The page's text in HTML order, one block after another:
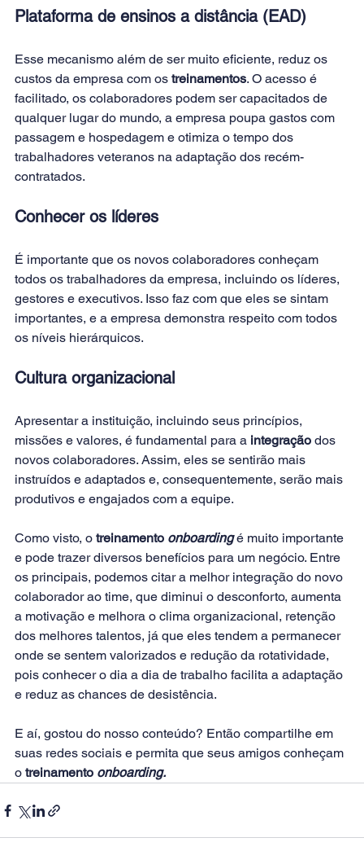
Plataforma de ensinos a distância (EAD)
Esse mecanismo além de ser muito eficiente, reduz os
custos da empresa com os treinamentos. O acesso é
facilitado, os colaboradores podem ser capacitados de
qualquer lugar do mundo, a empresa poupa gastos com
passagem e hospedagem e otimiza o tempo dos
trabalhadores veteranos na adaptação dos recém-
contratados.
Conhecer os líderes
É importante que os novos colaboradores conheçam
todos os trabalhadores da empresa, incluindo os líderes,
gestores e executivos. Isso faz com que eles se sintam
importantes, e a empresa demonstra respeito com todos
os níveis hierárquicos.
Cultura organizacional
Apresentar a instituição, incluindo seus princípios,
missões e valores, é fundamental para a integração dos
novos colaboradores. Assim, eles se sentirão mais
instruídos e adaptados e, consequentemente, serão mais
produtivos e engajados com a equipe.
Como visto, o treinamento onboarding é muito importante
e pode trazer diversos benefícios para um negócio. Entre
os principais, podemos citar a melhor integração do novo
colaborador ao time, que diminui o desconforto, aumenta
a motivação e melhora o clima organizacional, retenção
dos melhores talentos, já que eles tendem a permanecer
onde se sentem valorizados e redução da rotatividade,
pois conhecer o dia a dia de trabalho facilita a adaptação
e reduz as chances de desistência.
E aí, gostou do nosso conteúdo? Então compartilhe em
suas redes sociais e permita que seus amigos conheçam
o treinamento onboarding.